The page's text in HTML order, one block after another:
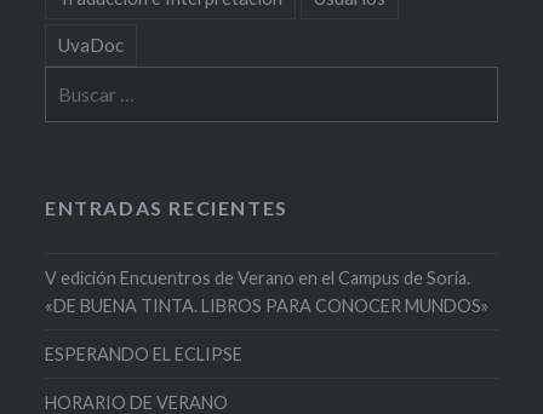
UvaDoc
ENTRADAS RECIENTES
V edición Encuentros de Verano en el Campus de Soria.
«DE BUENA TINTA. LIBROS PARA CONOCER MUNDOS»
ESPERANDO EL ECLIPSE
HORARIO DE VERANO